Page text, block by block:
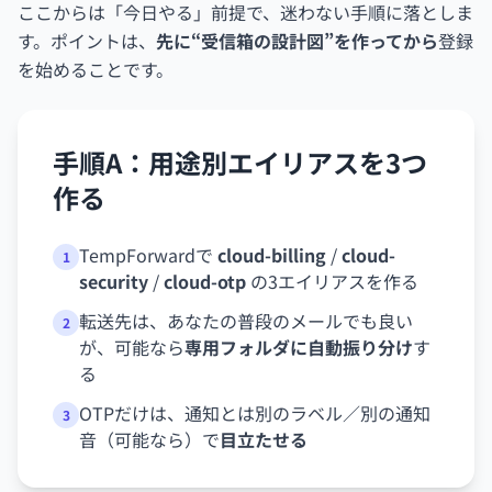
ここからは「今日やる」前提で、迷わない手順に落としま
す。ポイントは、 先に“受信箱の設計図”を作ってから登録
を始めることです。
手順A：用途別エイリアスを3つ
作る
1 TempForwardで cloud-billing /cloud-
security /cloud-otp の3エイリアスを作る
2 転送先は、あなたの普段のメールでも良い
が、可能なら専用フォルダに自動振り分けす
る
3 OTPだけは、通知とは別のラベル／別の通知
音（可能なら）で目立たせる